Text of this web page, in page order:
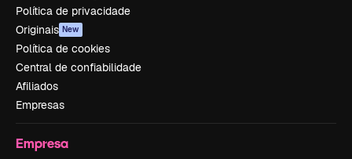
Política de privacidade
Originais New
Política de cookies
Central de confiabilidade
Afiliados
Empresas
Empresa